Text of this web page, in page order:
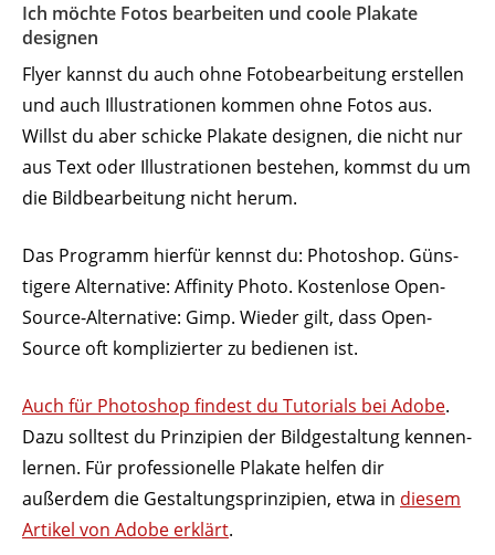
Ich möchte Fotos bear­beiten und coole Plakate
designen
Flyer kannst du auch ohne Foto­be­ar­beitung erstellen
und auch Illus­tra­tionen kommen ohne Fotos aus.
Willst du aber schicke Plakate designen, die nicht nur
aus Text oder Illus­tra­tionen bestehen, kommst du um
die Bild­be­ar­beitung nicht herum.
Das Programm hierfür kennst du: Photoshop. Güns­
tigere Alter­native: Affinity Photo. Kostenlose Open-
Source-Alter­native: Gimp. Wieder gilt, dass Open-
Source oft kompli­zierter zu bedienen ist.
Auch für Photoshop findest du Tuto­rials bei Adobe.
Dazu solltest du Prin­zipien der Bild­ge­staltung kennen­
lernen. Für profes­sio­nelle Plakate helfen dir
außerdem die Gestal­tungs­prin­zipien, etwa in diesem
Artikel von Adobe erklärt.